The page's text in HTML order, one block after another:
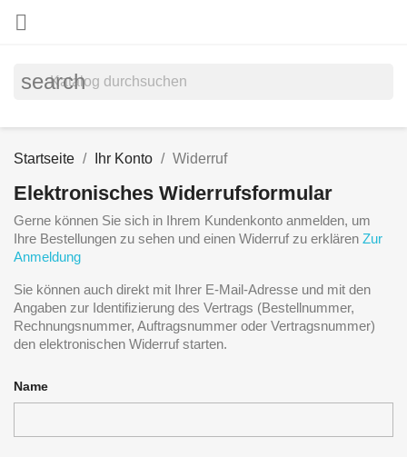

search
Startseite Ihr Konto Widerruf
Elektronisches Widerrufsformular
Gerne können Sie sich in Ihrem Kundenkonto anmelden, um
Ihre Bestellungen zu sehen und einen Widerruf zu erklären Zur
Anmeldung
Sie können auch direkt mit Ihrer E-Mail-Adresse und mit den
Angaben zur Identifizierung des Vertrags (Bestellnummer,
Rechnungsnummer, Auftragsnummer oder Vertragsnummer)
den elektronischen Widerruf starten.
Name